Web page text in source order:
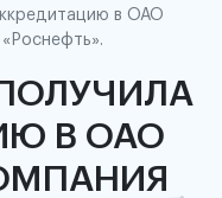
в ОАО
В ОАО